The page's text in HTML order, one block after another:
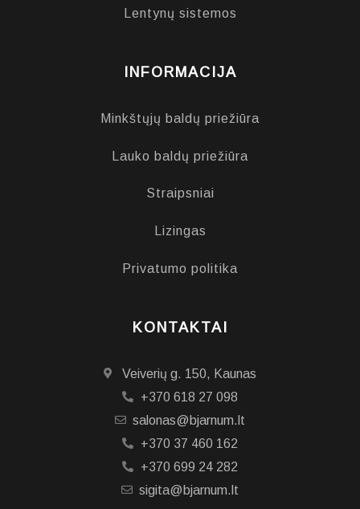
Lentynų sistemos
INFORMACIJA
Minkštųjų baldų priežiūra
Lauko baldų priežiūra
Straipsniai
Lizingas
Privatumo politika
KONTAKTAI
Veiverių g. 150, Kaunas
+370 618 27 098
salonas@bjarnum.lt
+370 37 460 162
+370 699 24 282
sigita@bjarnum.lt